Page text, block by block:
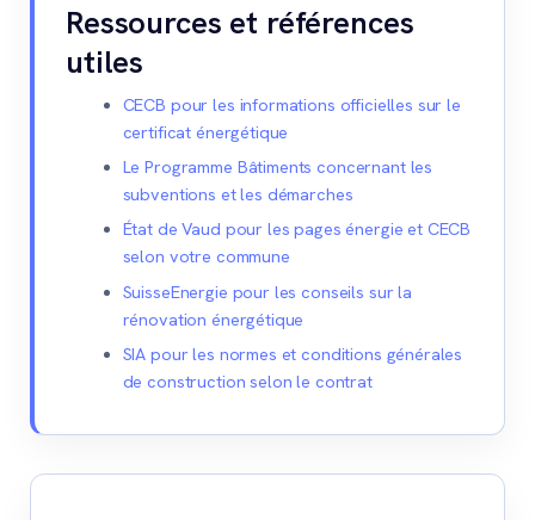
Ressources et références
utiles
CECB pour les informations officielles sur le
certificat énergétique
Le Programme Bâtiments concernant les
subventions et les démarches
État de Vaud pour les pages énergie et CECB
selon votre commune
SuisseEnergie pour les conseils sur la
rénovation énergétique
SIA pour les normes et conditions générales
de construction selon le contrat